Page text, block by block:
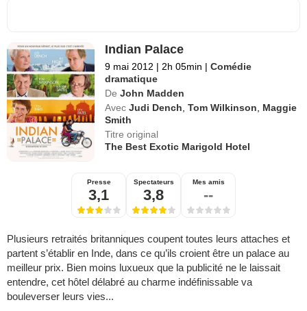
Indian Palace
9 mai 2012 | 2h 05min | Comédie
dramatique
De John Madden
Avec Judi Dench ,Tom Wilkinson
Maggie
Smith
Titre original
The Best Exotic Marigold Hotel
Presse
3,1
Spectateurs
3,8
Mes amis
--
Plusieurs retraités britanniques coupent toutes leurs attaches et
partent s’établir en Inde, dans ce qu’ils croient être un palace au
meilleur prix. Bien moins luxueux que la publicité ne le laissait
entendre, cet hôtel délabré au charme indéfinissable va
bouleverser leurs vies...